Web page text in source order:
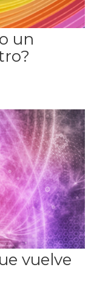
un
vuelve